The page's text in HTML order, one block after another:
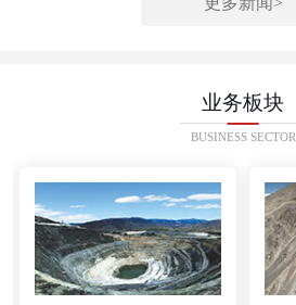
业务板块
BUSINESS SECTOR